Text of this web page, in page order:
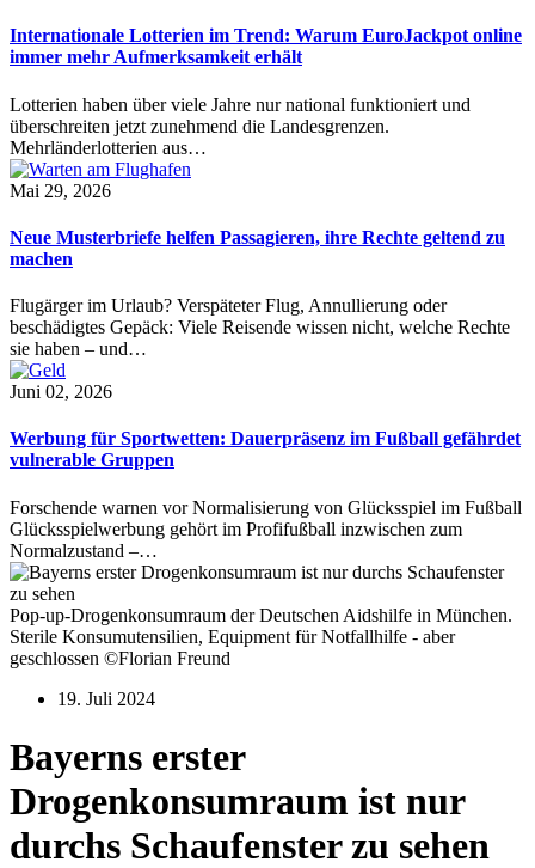
Internationale Lotterien im Trend: Warum EuroJackpot online
immer mehr Aufmerksamkeit erhält
Lotterien haben über viele Jahre nur national funktioniert und
überschreiten jetzt zunehmend die Landesgrenzen.
Mehrländerlotterien aus…
Mai 29, 2026
Neue Musterbriefe helfen Passagieren, ihre Rechte geltend zu
machen
Flugärger im Urlaub? Verspäteter Flug, Annullierung oder
beschädigtes Gepäck: Viele Reisende wissen nicht, welche Rechte
sie haben – und…
Juni 02, 2026
Werbung für Sportwetten: Dauerpräsenz im Fußball gefährdet
vulnerable Gruppen
Forschende warnen vor Normalisierung von Glücksspiel im Fußball
Glücksspielwerbung gehört im Profifußball inzwischen zum
Normalzustand –…
Pop-up-Drogenkonsumraum der Deutschen Aidshilfe in München.
Sterile Konsumutensilien, Equipment für Notfallhilfe - aber
geschlossen ©Florian Freund
19. Juli 2024
Bayerns erster
Drogenkonsumraum ist nur
durchs Schaufenster zu sehen